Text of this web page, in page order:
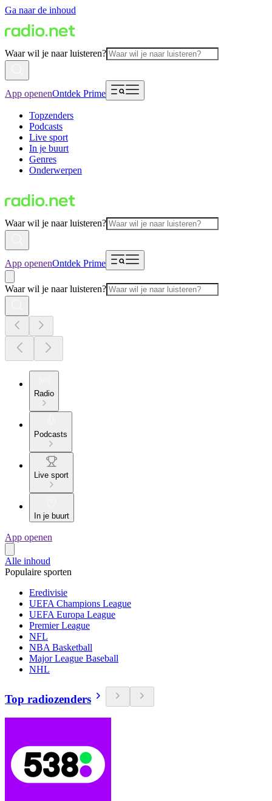
Ga naar de inhoud
Waar wil je naar luisteren?
App openenOntdek Prime
Topzenders
Podcasts
Live sport
In je buurt
Genres
Onderwerpen
Waar wil je naar luisteren?
App openenOntdek Prime
Waar wil je naar luisteren?
Radio
Podcasts
Live sport
In je buurt
App openen
Alle inhoud
Populaire sporten
Eredivisie
UEFA Champions League
UEFA Europa League
Premier League
NFL
NBA Basketball
Major League Baseball
NHL
Top radiozenders